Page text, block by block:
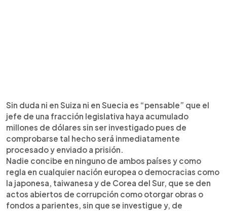
Sin duda ni en Suiza ni en Suecia es “pensable” que el
jefe de una fracción legislativa haya acumulado
millones de dólares sin ser investigado pues de
comprobarse tal hecho será inmediatamente
procesado y enviado a prisión.
Nadie concibe en ninguno de ambos países y como
regla en cualquier nación europea o democracias como
la japonesa, taiwanesa y de Corea del Sur, que se den
actos abiertos de corrupción como otorgar obras o
fondos a parientes, sin que se investigue y, de